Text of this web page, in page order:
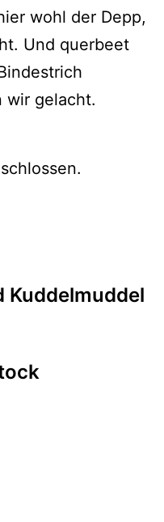
wohl der Depp,
Und quer­beet
wir gelacht.
Kuddelmuddel